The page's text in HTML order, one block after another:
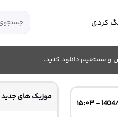
کردی
و مستقیم دانلود کنید.
- ۱۵:۰۳
موزیک های جدید